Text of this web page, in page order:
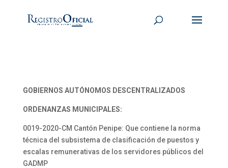
GOBIERNOS AUTÓNOMOS DESCENTRALIZADOS
ORDENANZAS MUNICIPALES:
0019-2020-CM Cantón Penipe: Que contiene la norma
técnica del subsistema de clasificación de puestos y
escalas remunerativas de los servidores públicos del
GADMP